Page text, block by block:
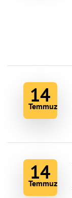
14
Temmuz
14
Temmuz